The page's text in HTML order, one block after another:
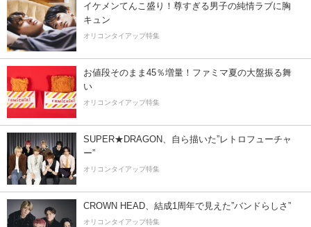
イケメンてんこ盛り！尊すぎる男子の純情ラブに胸
キュン
オリコンタイアップ特集
お値段そのまま45％増量！ファミマ夏の大盤振る舞
い
オリコンタイアップ特集
SUPER★DRAGON、自ら描いた”レトロフューチャ
ー”
オリコンタイアップ特集
CROWN HEAD、結成1周年で見えた”バンドらしさ”
オリコンタイアップ特集